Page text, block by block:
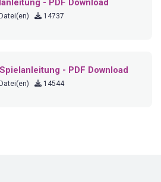
- PDF Download
14737
- PDF Download
14544